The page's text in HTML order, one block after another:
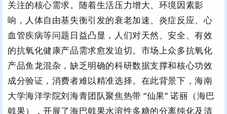
关注的核心需求。随着生活压力增大、环境因素影
响，人体自由基失衡引发的衰老加速、炎症反应、心
血管疾病等问题日益凸显，人们对天然、安全、有效
的抗氧化健康产品需求愈发迫切。市场上众多抗氧化
产品鱼龙混杂，缺乏明确的科研数据支撑和核心功效
成分验证，消费者难以精准选择。在此背景下，海南
大学海洋学院刘海青团队聚焦热带 “仙果” 诺丽（海巴
戟果），开展了海巴戟果水溶性多糖的分离纯化及清